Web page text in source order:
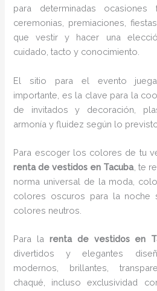
para determinadas ocasiones
ceremonias, premiaciones,
que vestir y hacer una
cuidado, tacto y conocimiento.
El sitio para el evento
importante, es la clave para la
de invitados y decoración,
armonía y fluidez según lo
Para escoger los colores de tu
renta de vestidos en Tacuba, te
norma universal de la moda,
colores oscuros para la noche
colores neutros.
Para la renta de vestidos en
divertidos y elegantes
modernos, brillantes,
chaqué, incluso exclusividad